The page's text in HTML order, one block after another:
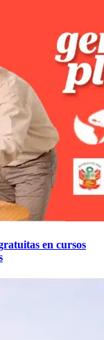
en cursos